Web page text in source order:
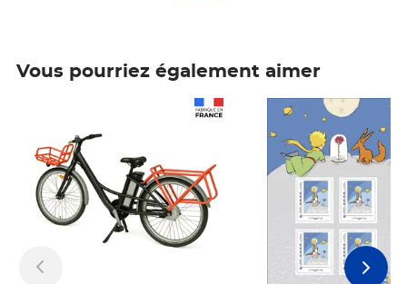
Vous pourriez également aimer
Prix 7,50€